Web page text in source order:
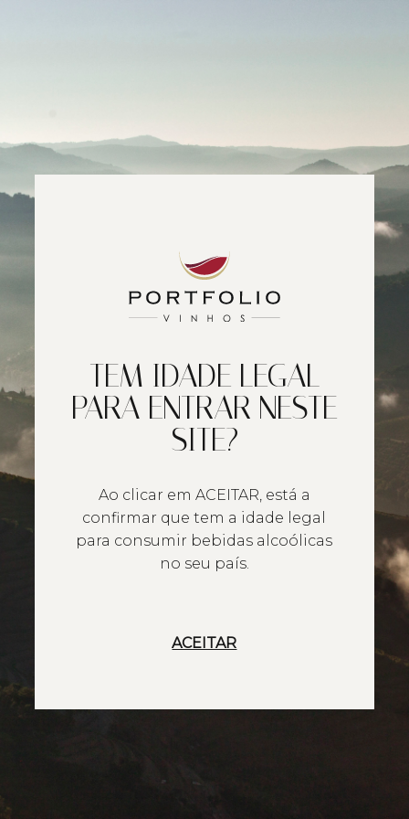
TEM IDADE LEGAL
PARA ENTRAR NESTE
SITE?
Ao clicar em ACEITAR, está a
confirmar que tem a idade legal
para consumir bebidas alcoólicas
no seu país.
ACEITAR